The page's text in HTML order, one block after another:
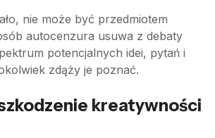
nie może być przedmiotem
autocenzura usuwa z debaty
potencjalnych idei, pytań i
zdąży je poznać.
kreatywności